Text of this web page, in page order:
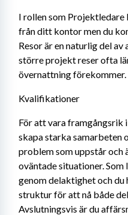
I rollen som
från ditt kontor men du
Resor är en naturlig del
större projekt reser ofta
övernattning förekommer.
Kvalifikationer
För att vara framgångsrik
skapa starka samarbeten
problem som uppstår och
oväntade situationer. Som
genom delaktighet och
struktur för att nå både
Avslutningsvis är du